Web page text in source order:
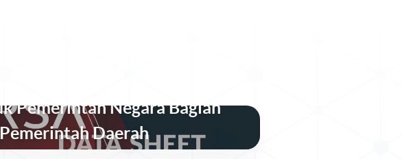
Pemerintah Negara Bagian
Daerah